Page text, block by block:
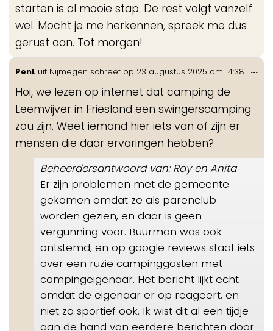
starten is al mooie stap. De rest volgt vanzelf
wel. Mocht je me herkennen, spreek me dus
gerust aan. Tot morgen!
PenL uit Nijmegen schreef op 23 augustus 2025 om 14:38
Hoi, we lezen op internet dat camping de
Leemvijver in Friesland een swingerscamping
zou zijn. Weet iemand hier iets van of zijn er
mensen die daar ervaringen hebben?
Beheerdersantwoord van: Ray en Anita
Er zijn problemen met de gemeente
gekomen omdat ze als parenclub
worden gezien, en daar is geen
vergunning voor. Buurman was ook
ontstemd, en op google reviews staat iets
over een ruzie campinggasten met
campingeigenaar. Het bericht lijkt echt
omdat de eigenaar er op reageert, en
niet zo sportief ook. Ik wist dit al een tijdje
aan de hand van eerdere berichten door
...